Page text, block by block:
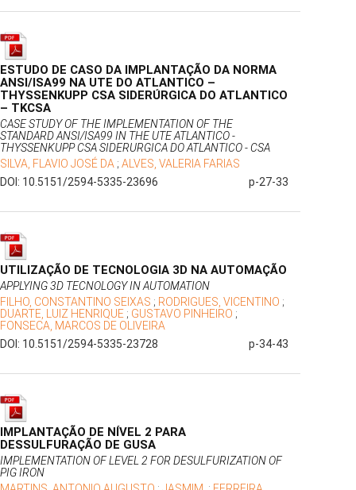
ESTUDO DE CASO DA IMPLANTAÇÃO DA NORMA
ANSI/ISA99 NA UTE DO ATLANTICO –
THYSSENKUPP CSA SIDERÚRGICA DO ATLANTICO
– TKCSA
CASE STUDY OF THE IMPLEMENTATION OF THE
STANDARD ANSI/ISA99 IN THE UTE ATLANTICO -
THYSSENKUPP CSA SIDERURGICA DO ATLANTICO - CSA
SILVA, FLAVIO JOSÉ DA ; ALVES, VALERIA FARIAS
DOI: 10.5151/2594-5335-23696
p-27-33
UTILIZAÇÃO DE TECNOLOGIA 3D NA AUTOMAÇÃO
APPLYING 3D TECNOLOGY IN AUTOMATION
FILHO, CONSTANTINO SEIXAS ; RODRIGUES, VICENTINO ;
DUARTE, LUIZ HENRIQUE ; GUSTAVO PINHEIRO ;
FONSECA, MARCOS DE OLIVEIRA
DOI: 10.5151/2594-5335-23728
p-34-43
IMPLANTAÇÃO DE NÍVEL 2 PARA
DESSULFURAÇÃO DE GUSA
IMPLEMENTATION OF LEVEL 2 FOR DESULFURIZATION OF
PIG IRON